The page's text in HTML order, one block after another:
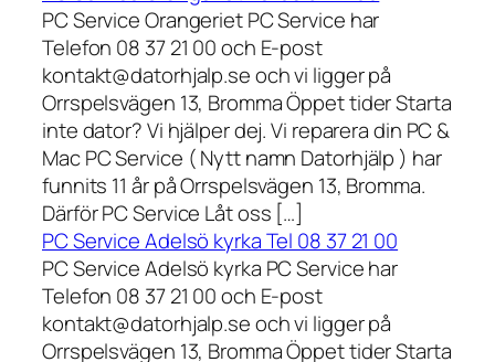
PC Service Orangeriet PC Service har
Telefon 08 37 21 00 och E-post
kontakt@datorhjalp.se och vi ligger på
Orrspelsvägen 13, Bromma Öppet tider Starta
inte dator? Vi hjälper dej. Vi reparera din PC &
Mac PC Service ( Nytt namn Datorhjälp ) har
funnits 11 år på Orrspelsvägen 13, Bromma.
Därför PC Service Låt oss […]
PC Service Adelsö kyrka Tel 08 37 21 00
PC Service Adelsö kyrka PC Service har
Telefon 08 37 21 00 och E-post
kontakt@datorhjalp.se och vi ligger på
Orrspelsvägen 13, Bromma Öppet tider Starta